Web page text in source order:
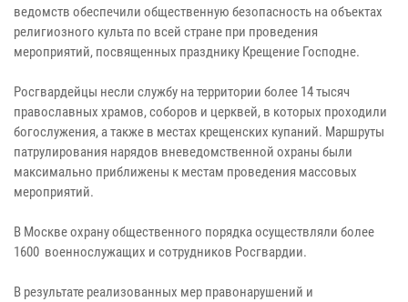
ведомств обеспечили общественную безопасность на объектах
религиозного культа по всей стране при проведения
мероприятий, посвященных празднику Крещение Господне.
Росгвардейцы несли службу на территории более 14 тысяч
православных храмов, соборов и церквей, в которых проходили
богослужения, а также в местах крещенских купаний. Маршруты
патрулирования нарядов вневедомственной охраны были
максимально приближены к местам проведения массовых
мероприятий.
В Москве охрану общественного порядка осуществляли более
1600 военнослужащих и сотрудников Росгвардии.
В результате реализованных мер правонарушений и